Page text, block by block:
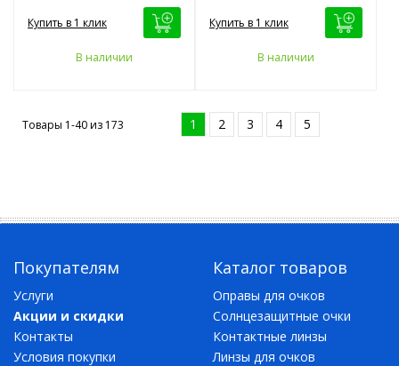
Купить в 1 клик
В наличии
Купить в 1 клик
В наличии
Товары 1-40 из 173 1 2 3 4 5
Покупателям
Услуги
Акции и скидки
Контакты
Условия покупки
Каталог товаров
Оправы для очков
Солнцезащитные очки
Контактные линзы
Линзы для очков